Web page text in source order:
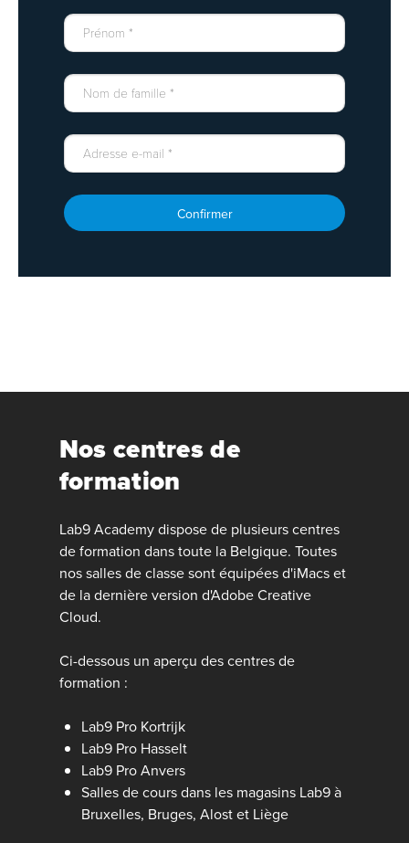
Confirmer
Nos centres de
formation
Lab9 Academy dispose de plusieurs centres
de formation dans toute la Belgique. Toutes
nos salles de classe sont équipées d'iMacs et
de la dernière version d'Adobe Creative
Cloud.
Ci-dessous un aperçu des centres de
formation :
Lab9 Pro Kortrijk
Lab9 Pro Hasselt
Lab9 Pro Anvers
Salles de cours dans les magasins Lab9 à
Bruxelles, Bruges, Alost et Liège